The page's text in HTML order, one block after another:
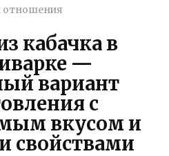
отношения
кабачка в
—
вариант
с
вкусом и
свойствами